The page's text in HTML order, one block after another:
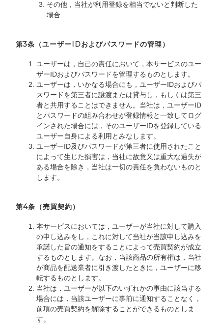
その他，当社が利用登録を相当でないと判断した
場合
第3条（ユーザーIDおよびパスワードの管理）
ユーザーは，自己の責任において，本サービスのユー
ザーIDおよびパスワードを管理するものとします。
ユーザーは，いかなる場合にも，ユーザーIDおよびパ
スワードを第三者に譲渡または貸与し，もしくは第三
者と共用することはできません。当社は，ユーザーID
とパスワードの組み合わせが登録情報と一致してログ
インされた場合には，そのユーザーIDを登録している
ユーザー自身による利用とみなします。
ユーザーID及びパスワードが第三者に使用されたこと
によって生じた損害は，当社に故意又は重大な過失が
ある場合を除き，当社は一切の責任を負わないものと
します。
第4条（売買契約）
本サービスにおいては，ユーザーが当社に対して購入
の申し込みをし，これに対して当社が当該申し込みを
承諾した旨の通知をすることによって売買契約が成立
するものとします。なお，当該商品の所有権は，当社
が商品を配送業者に引き渡したときに，ユーザーに移
転するものとします。
当社は，ユーザーが以下のいずれかの事由に該当する
場合には，当該ユーザーに事前に通知することなく，
前項の売買契約を解除することができるものとしま
す。